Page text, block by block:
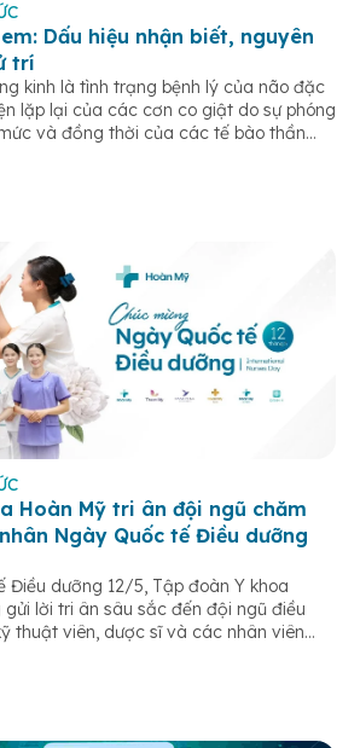
Dấu hiệu nhận biết, nguyên
trí
kinh là tình trạng bệnh lý của não đặc
lặp lại của các cơn co giật do sự phóng
và đồng thời của các tế bào thần
Hoàn Mỹ tri ân đội ngũ chăm
Ngày Quốc tế Điều dưỡng
Điều dưỡng 12/5, Tập đoàn Y khoa
lời tri ân sâu sắc đến đội ngũ điều
thuật viên, dược sĩ và các nhân viên
trên […]